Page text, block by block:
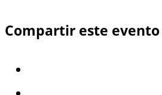
Compartir este evento